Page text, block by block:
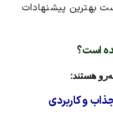
بهترین پیشنهادات
است؟
هستند:
و کاربردی